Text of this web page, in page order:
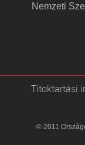
Nemzeti
Titoktartási
© 2011